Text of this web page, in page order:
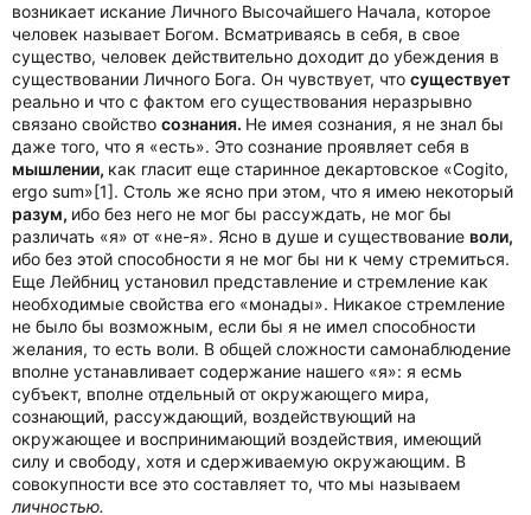
возникает искание Личного Высочайшего Начала, которое
человек называет Богом. Всматриваясь в себя, в свое
существо, человек действительно доходит до убеждения в
существовании Личного Бога. Он чувствует, что существует
реально и что с фактом его существования неразрывно
связано свойство сознания. Не имея сознания, я не знал бы
даже того, что я «есть». Это сознание проявляет себя в
мышлении, как гласит еще старинное декартовское «Cogito,
ergo sum»[1]. Столь же ясно при этом, что я имею некоторый
разум, ибо без него не мог бы рассуждать, не мог бы
различать «я» от «не-я». Ясно в душе и существование воли,
ибо без этой способности я не мог бы ни к чему стремиться.
Еще Лейбниц установил представление и стремление как
необходимые свойства его «монады». Никакое стремление
не было бы возможным, если бы я не имел способности
желания, то есть воли. В общей сложности самонаблюдение
вполне устанавливает содержание нашего «я»: я есмь
субъект, вполне отдельный от окружающего мира,
сознающий, рассуждающий, воздействующий на
окружающее и воспринимающий воздействия, имеющий
силу и свободу, хотя и сдерживаемую окружающим. В
совокупности все это составляет то, что мы называем
личностью.